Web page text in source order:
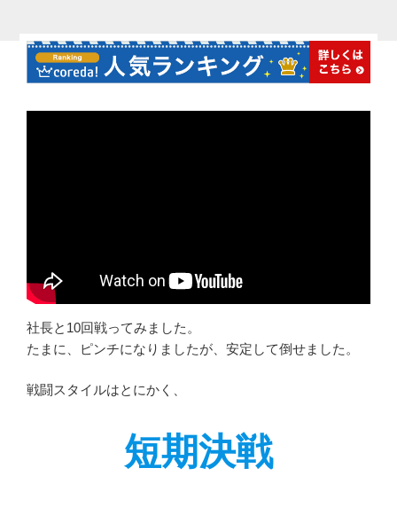
社長と10回戦ってみました。
たまに、ピンチになりましたが、安定して倒せました。
戦闘スタイルはとにかく、
短期決戦